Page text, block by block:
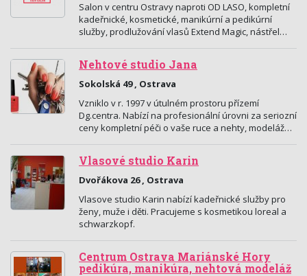
Salon v centru Ostravy naproti OD LASO, kompletní
kadeřnické, kosmetické, manikúrní a pedikúrní
služby, prodlužování vlasů Extend Magic, nástřel…
Nehtové studio Jana
Sokolská 49 , Ostrava
Vzniklo v r. 1997 v útulném prostoru přízemí
Dg.centra. Nabízí na profesionální úrovni za seriozní
ceny kompletní péči o vaše ruce a nehty, modeláž…
Vlasové studio Karin
Dvořákova 26 , Ostrava
Vlasove studio Karin nabízí kadeřnické služby pro
ženy, muže i děti. Pracujeme s kosmetikou loreal a
schwarzkopf.
Centrum Ostrava Mariánské Hory
pedikúra, manikúra, nehtová modeláž